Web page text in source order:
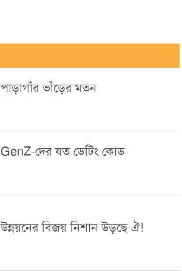
পাড়াগাঁর ভাঁড়ের মতন
GenZ-দের যত ডেটিং কোড
উন্নয়নের বিজয় নিশান উড়ছে ঐ!